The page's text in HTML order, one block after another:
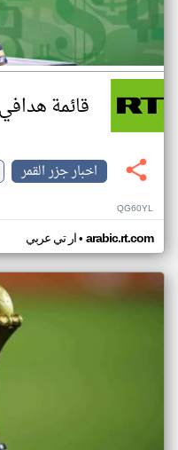
قائمة هدافي
اخبار جزر القمر
QG60YL
ار تي عربي• arabic.rt.com